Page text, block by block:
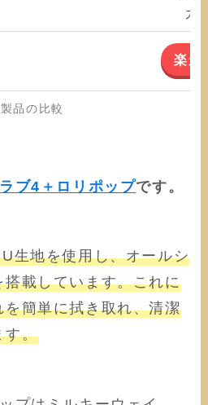
カ
楽天
品の比較
ブ4＋ロリポップです。
生地を使用し、オールシ
載しています。これに
簡単に拭き取れ、清潔
す。